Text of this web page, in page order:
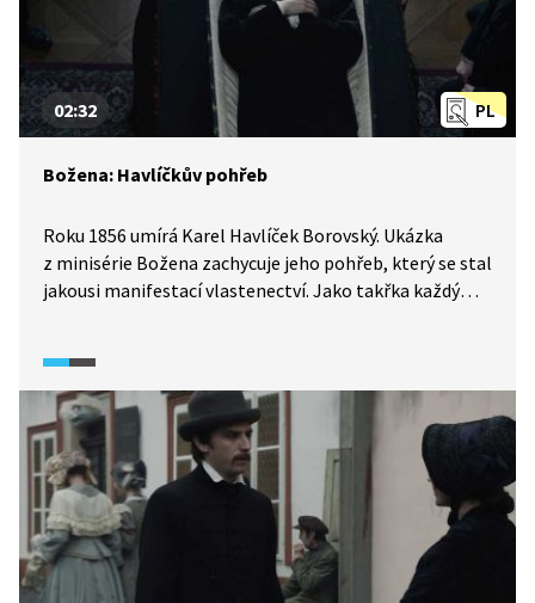
PL
02:32
Božena: Havlíčkův pohřeb
Roku 1856 umírá Karel Havlíček Borovský. Ukázka
z minisérie Božena zachycuje jeho pohřeb, který se stal
jakousi manifestací vlastenectví. Jako takřka každý
tajné policie. Pohřeb organizoval Josef Němec, který
byl následně potrestán osmidenním vězením...